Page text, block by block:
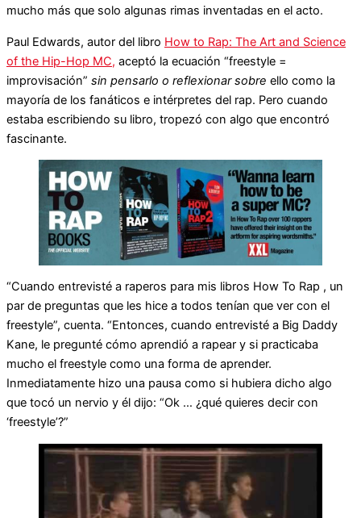
mucho más que solo algunas rimas inventadas en el acto.
Paul Edwards, autor del libro How to Rap: The Art and Science
of the Hip-Hop MC, aceptó la ecuación “freestyle =
improvisación” sin pensarlo o reflexionar sobre ello como la
mayoría de los fanáticos e intérpretes del rap. Pero cuando
estaba escribiendo su libro, tropezó con algo que encontró
fascinante.
“Cuando entrevisté a raperos para mis libros How To Rap , un
par de preguntas que les hice a todos tenían que ver con el
freestyle”, cuenta. “Entonces, cuando entrevisté a Big Daddy
Kane, le pregunté cómo aprendió a rapear y si practicaba
mucho el freestyle como una forma de aprender.
Inmediatamente hizo una pausa como si hubiera dicho algo
que tocó un nervio y él dijo: “Ok … ¿qué quieres decir con
‘freestyle’?”